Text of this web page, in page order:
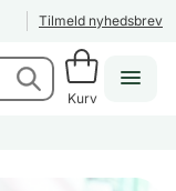
Tilmeld nyhedsbrev
Kurv